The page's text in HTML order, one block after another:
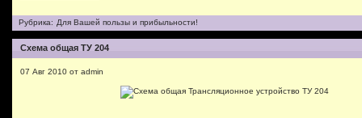
Рубрика: Для Вашей пользы и прибыльности!
Схема общая ТУ 204
07 Авг 2010 от admin